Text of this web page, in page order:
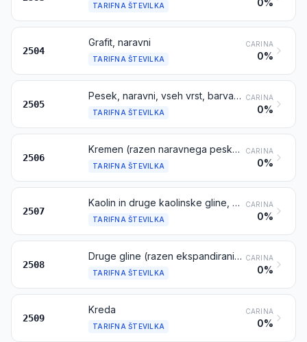
TARIFNA ŠTEVILKA
2504
Grafit, naravni
TARIFNA ŠTEVILKA
CARINA
0%
2505
Pesek, naravni, vseh vrst, barvan ali nebarvan, razen kovinonosnega peska iz poglavja 26
TARIFNA ŠTEVILKA
CARINA
0%
2506
Kremen (razen naravnega peska); kvarcit, vključno grobo klesan ali razžagan ali kako drugače razrezan v pravokotne (vključno kvadratne) bloke ali plošče
TARIFNA ŠTEVILKA
CARINA
0%
2507
Kaolin in druge kaolinske gline, žgane ali nežgane
TARIFNA ŠTEVILKA
CARINA
0%
2508
Druge gline (razen ekspandiranih glin iz tarifne številke 6806), andaluzit, kianit in silimanit, žgani ali nežgani; mulit; šamotne in dinas zemljine
TARIFNA ŠTEVILKA
CARINA
0%
2509
Kreda
TARIFNA ŠTEVILKA
CARINA
0%